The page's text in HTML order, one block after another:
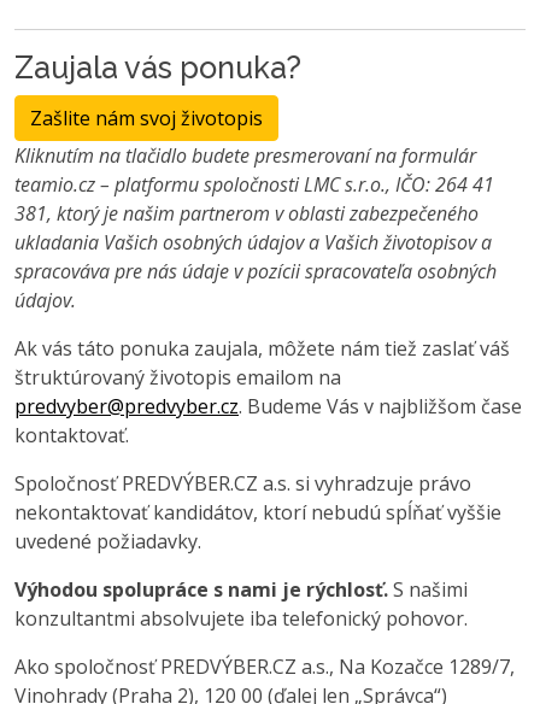
Zaujala vás ponuka?
Zašlite nám svoj životopis
Kliknutím na tlačidlo budete presmerovaní na formulár
teamio.cz – platformu spoločnosti LMC s.r.o., IČO: 264 41
381, ktorý je našim partnerom v oblasti zabezpečeného
ukladania Vašich osobných údajov a Vašich životopisov a
spracováva pre nás údaje v pozícii spracovateľa osobných
údajov.
Ak vás táto ponuka zaujala, môžete nám tiež zaslať váš
štruktúrovaný životopis emailom na
predvyber@predvyber.cz. Budeme Vás v najbližšom čase
kontaktovať.
Spoločnosť PREDVÝBER.CZ a.s. si vyhradzuje právo
nekontaktovať kandidátov, ktorí nebudú spĺňať vyššie
uvedené požiadavky.
Výhodou spolupráce s nami je rýchlosť.S našimi
konzultantmi absolvujete iba telefonický pohovor.
Ako spoločnosť PREDVÝBER.CZ a.s., Na Kozačce 1289/7,
Vinohrady (Praha 2), 120 00 (ďalej len „Správca“)